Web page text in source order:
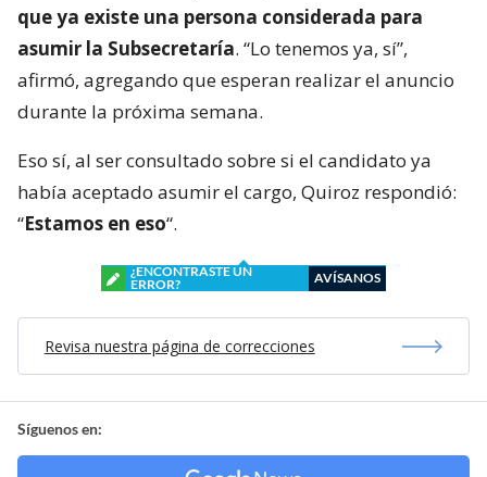
que ya existe una persona considerada para
asumir la Subsecretaría. “Lo tenemos ya, sí”,
afirmó, agregando que esperan realizar el anuncio
durante la próxima semana.
Eso sí, al ser consultado sobre si el candidato ya
había aceptado asumir el cargo, Quiroz respondió:
“Estamos en eso“.
¿ENCONTRASTE UN
ERROR?
AVÍSANOS
Revisa nuestra página de correcciones
Síguenos en: